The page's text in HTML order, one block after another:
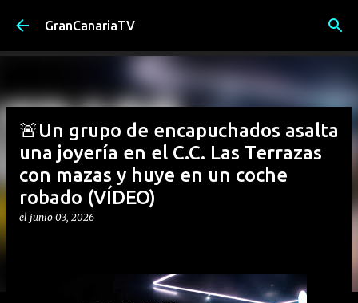
Ir al contenido principal
GranCanariaTV
🚨Un grupo de encapuchados asalta
una joyería en el C.C. Las Terrazas
con mazas y huye en un coche
robado (VÍDEO)
el junio 03, 2026